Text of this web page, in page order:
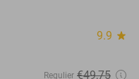
9.9 star
Regulier €49,75